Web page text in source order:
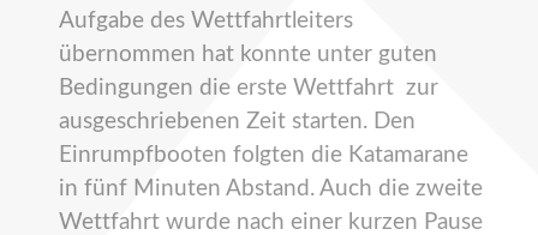
Aufgabe des Wettfahrtleiters
übernommen hat konnte unter guten
Bedingungen die erste Wettfahrt zur
ausgeschriebenen Zeit starten. Den
Einrumpfbooten folgten die Katamarane
in fünf Minuten Abstand. Auch die zweite
Wettfahrt wurde nach einer kurzen Pause